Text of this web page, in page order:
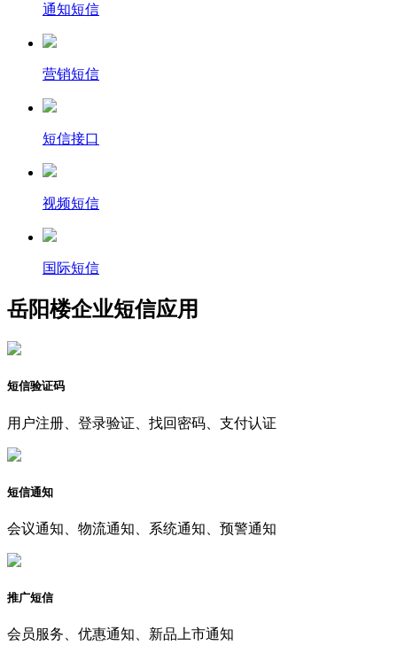
通知短信
营销短信
短信接口
视频短信
国际短信
岳阳楼企业短信应用
短信验证码
用户注册、登录验证、找回密码、支付认证
短信通知
会议通知、物流通知、系统通知、预警通知
推广短信
会员服务、优惠通知、新品上市通知